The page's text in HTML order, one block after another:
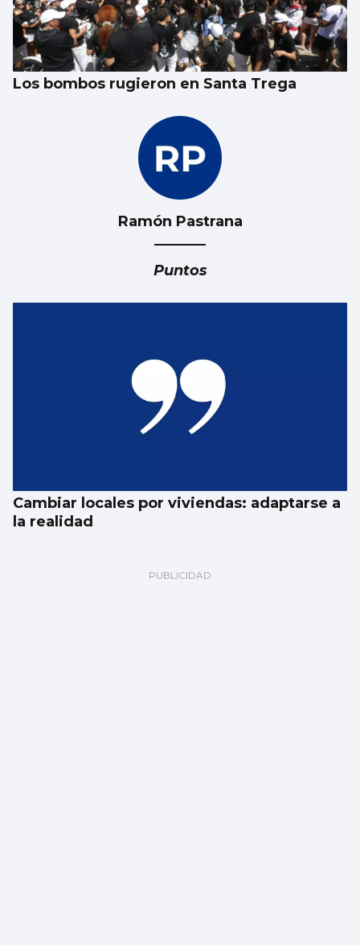
EPISODIOS VIGUESES
Cuidado si le invitan a hacer de extra en
una película en Vigo
Los bombos rugieron en Santa Trega
Ramón Pastrana
Puntos
Cambiar locales por viviendas: adaptarse a
la realidad